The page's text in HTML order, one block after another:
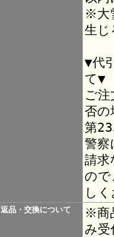
※大
生じ
▼代
て▼
ご
否の
第
警察
請求
ので
し
返品・交換について
※商
み受